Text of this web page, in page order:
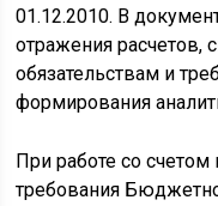
01.12.2010. В
отражения расчетов,
обязательствам и
формирования
При работе со
требования